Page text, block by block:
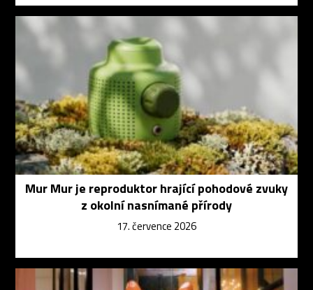
Mur Mur je reproduktor hrající pohodové zvuky
z okolní nasnímané přírody
17. července 2026